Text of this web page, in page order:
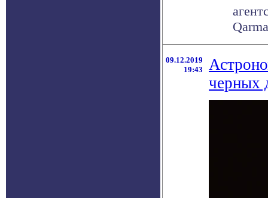
09.12.2019
19:43
черных